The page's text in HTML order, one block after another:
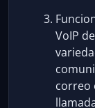
VoIP
correo